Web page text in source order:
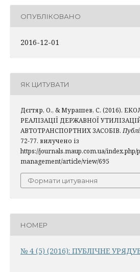
ОПУБЛІКОВАНО
2016-12-01
ЯК ЦИТУВАТИ
Дєгтяр, О., & Мурашев, С. (2016).
РЕАЛІЗАЦІЇ ДЕРЖАВНОЇ
АВТОТРАНСПОРТНИХ ЗАСОБІВ.
72-77. вилучено із
https://journals.maup.com.ua/index.php/
management/article/view/695
Формати цитування
НОМЕР
№ 4 (5) (2016): ПУБЛІЧНЕ